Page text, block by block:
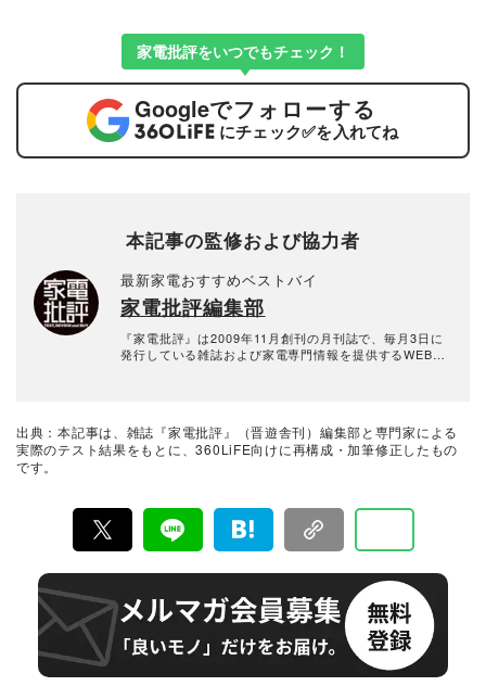
家電批評をいつでもチェック！
Googleでフォローする
にチェック✅を入れてね
本記事の監修および協力者
最新家電おすすめベストバイ
家電批評編集部
『家電批評』は2009年11月創刊の月刊誌で、毎月3日に
発行している雑誌および家電専門情報を提供するWEBメ
検証機関が実機テストを行い、価格やブランドに惑わさ
れることなく製品の本質的な性能を見極め、その良し悪
出典：本記事は、雑誌『家電批評』（晋遊舎刊）編集部と専門家による
実際のテスト結果をもとに、360LiFE向けに再構成・加筆修正したもの
です。